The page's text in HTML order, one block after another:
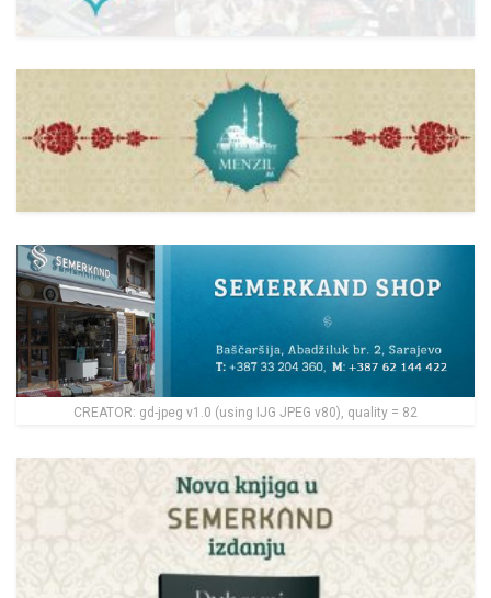
CREATOR: gd-jpeg v1.0 (using IJG JPEG v80), quality = 82